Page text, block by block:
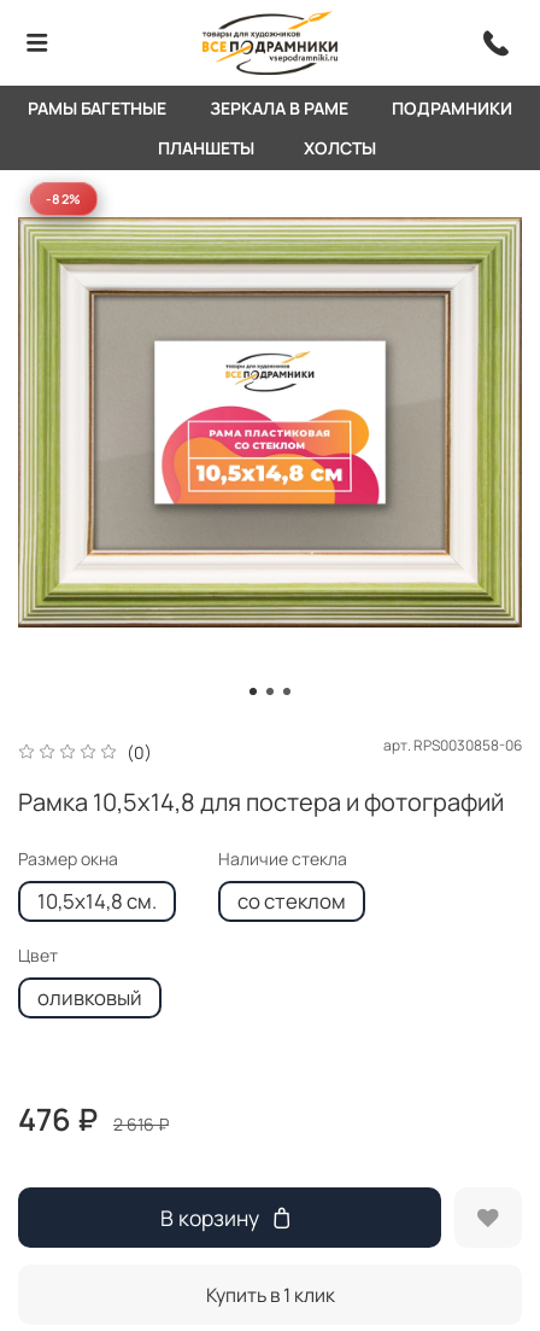
РАМЫ БАГЕТНЫЕ ЗЕРКАЛА В РАМЕ
ПОДРАМНИКИ
ПЛАНШЕТЫ
ХОЛСТЫ
-82%
-82%
(0) арт.RPS0030858-06
Рамка 10,5x14,8 для постера и фотографий
Размер окна
10,5x14,8 см.
Наличие стекла
со стеклом
Цвет
оливковый
476 ₽ 2 616 ₽
В корзину
Купить в 1 клик